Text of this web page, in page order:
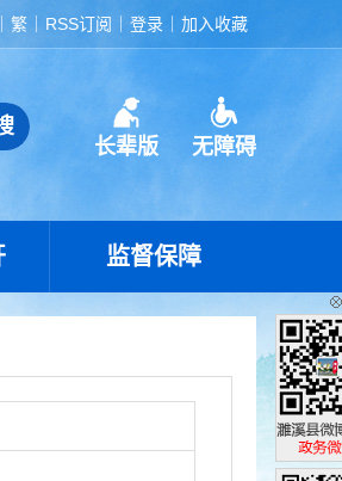
繁 RSS订阅 登录 加入收藏
长辈版 无障碍
监督保障
濉溪县政